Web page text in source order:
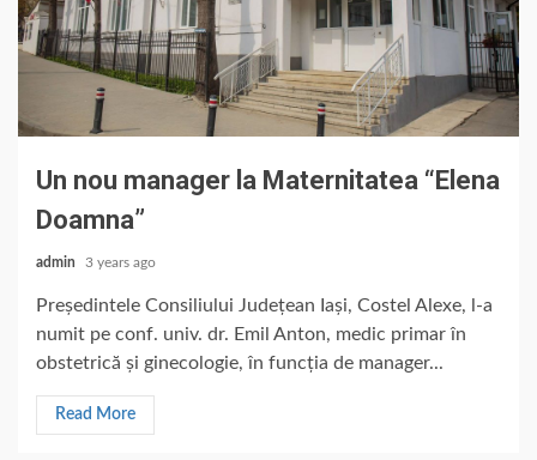
Un nou manager la Maternitatea “Elena
Doamna”
admin 3 years ago
Președintele Consiliului Județean Iași, Costel Alexe, l-a
numit pe conf. univ. dr. Emil Anton, medic primar în
obstetrică și ginecologie, în funcția de manager...
Read More